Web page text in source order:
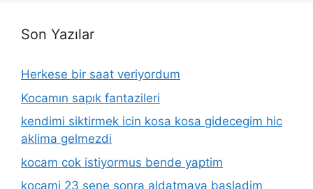
Son Yazılar
Herkese bir saat veriyordum
Kocamın sapık fantazileri
kendimi siktirmek icin kosa kosa gidecegim hic
aklima gelmezdi
kocam cok istiyormus bende yaptim
kocami 23 sene sonra aldatmaya basladim